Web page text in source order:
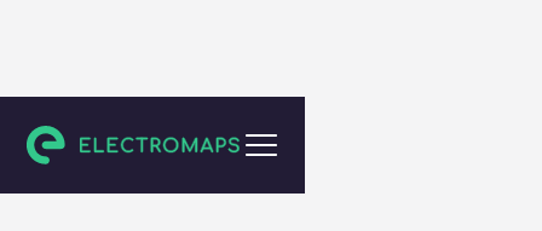
Montgomery County